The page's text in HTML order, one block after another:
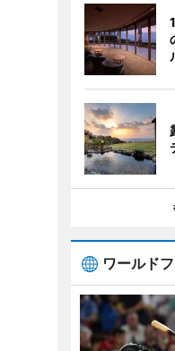
ワールド